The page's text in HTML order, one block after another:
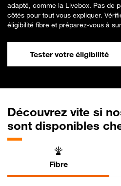
adapté, comme la Livebox. Pas de
côtés pour tout vous expliquer.
éligibilité fibre et préparez-vous à
Tester votre éligibilité
Découvrez vite si
sont disponibles
Fibre